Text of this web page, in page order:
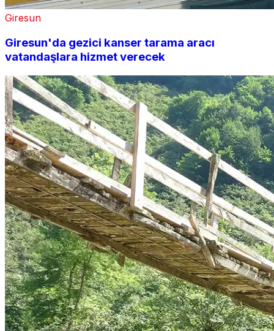
Giresun
Giresun'da gezici kanser tarama aracı
vatandaşlara hizmet verecek